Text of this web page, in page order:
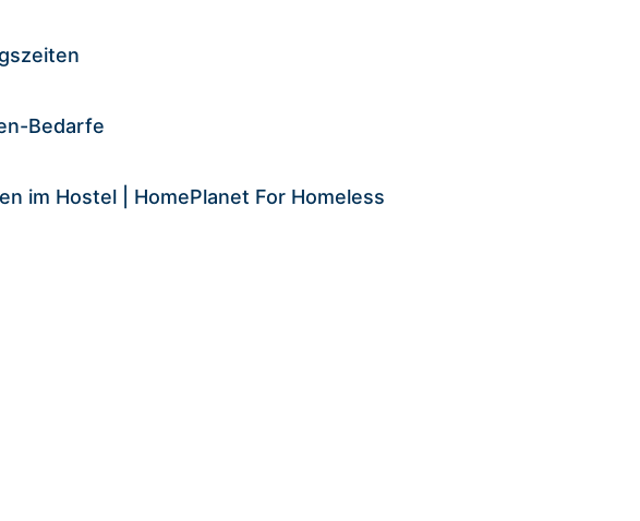
Bedarfe
im Hostel | HomePlanet For Homeless